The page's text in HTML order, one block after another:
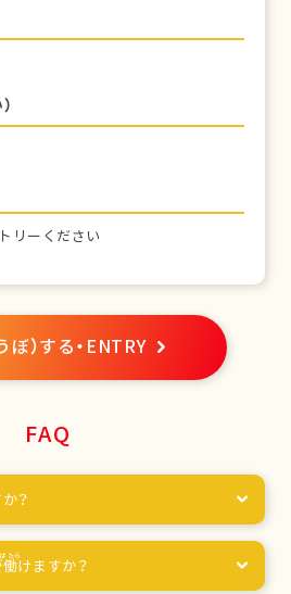
リーください
ぼ）する・ENTRY
FAQ
？
働けますか？